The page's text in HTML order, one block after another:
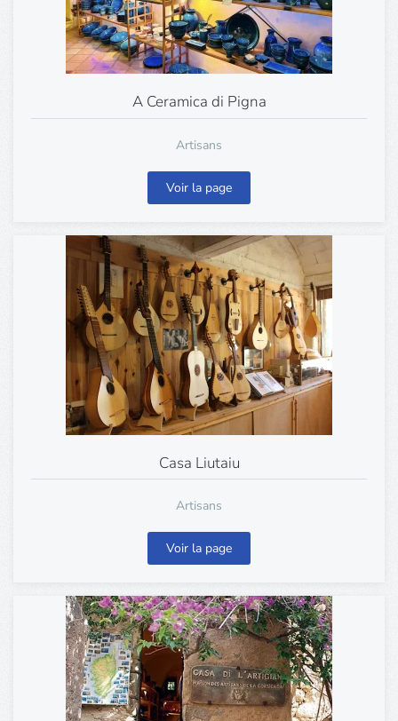
A Ceramica di Pigna
Artisans
Voir la page
Casa Liutaiu
Artisans
Voir la page